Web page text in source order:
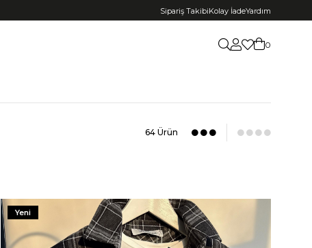
Sipariş TakibiKolay İadeYardım
0
64 Ürün
Yeni